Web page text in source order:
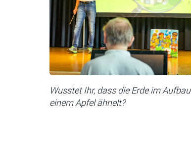
Wusstet Ihr, dass die Erde im Aufbau
einem Apfel ähnelt?